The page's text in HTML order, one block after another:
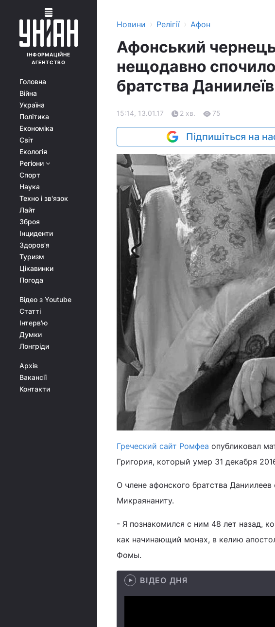
ІНФОРМАЦІЙНЕ
АГЕНТСТВО
Головна
Війна
Україна
Політика
Економіка
Світ
Екологія
Регіони
Спорт
Наука
Техно і зв'язок
Лайт
Зброя
Інциденти
Здоров'я
Туризм
Цікавинки
Погода
Відео з Youtube
Статті
Інтерв'ю
Думки
Лонгріди
Архів
Вакансії
Контакти
Новини › Релігії › Афон
Афонський
нещодавно
братства
15:14, 13.01.17 2 хв. 75
Підпишіться на
Греческий сайт Ромфеа опубликовал
Григория, который умер 31 декабря
О члене афонского братства
Микраянаниту.
- Я познакомился с ним 48 лет назад,
как начинающий монах, в келию
Фомы.
ВІДЕО ДНЯ